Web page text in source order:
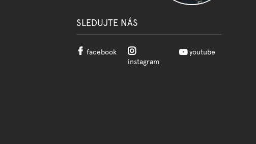
SLEDUJTE NÁS
facebook
instagram
youtube